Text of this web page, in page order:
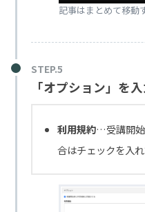
記事はまとめて移動
「オプション」を
利用規約…受講開始
合はチェックを入